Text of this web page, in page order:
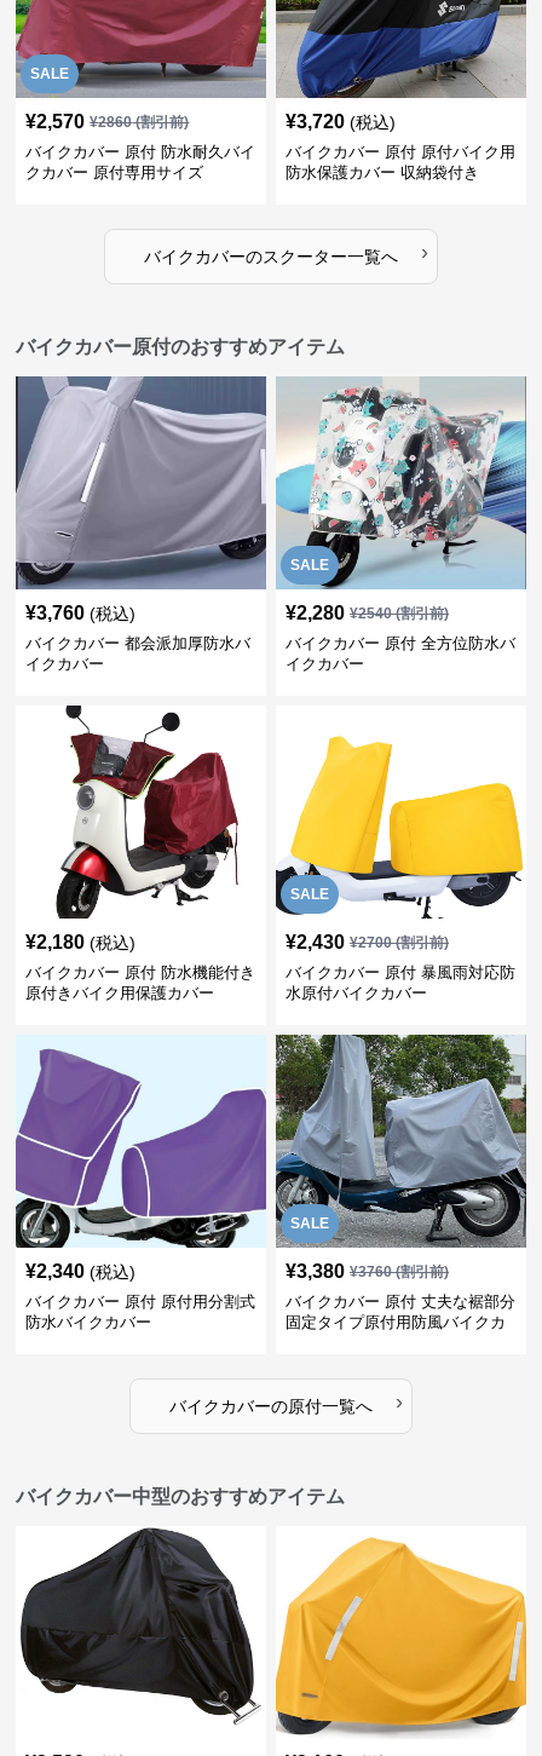
SALE
¥2,570 ¥2860(割引前)
バイクカバー 原付 防水耐久バイ
クカバー 原付専用サイズ
¥3,720 (税込)
バイクカバー 原付 原付バイク用
防水保護カバー 収納袋付き
バイクカバーのスクーター一覧へ ›
バイクカバー原付のおすすめアイテム
¥3,760 (税込)
バイクカバー 都会派加厚防水バ
イクカバー
SALE
¥2,280 ¥2540(割引前)
バイクカバー 原付 全方位防水バ
イクカバー
¥2,180 (税込)
バイクカバー 原付 防水機能付き
原付きバイク用保護カバー
SALE
¥2,430 ¥2700(割引前)
バイクカバー 原付 暴風雨対応防
水原付バイクカバー
¥2,340 (税込)
バイクカバー 原付 原付用分割式
防水バイクカバー
SALE
¥3,380 ¥3760(割引前)
バイクカバー 原付 丈夫な裾部分
固定タイプ原付用防風バイクカ
バイクカバーの原付一覧へ ›
バイクカバー中型のおすすめアイテム